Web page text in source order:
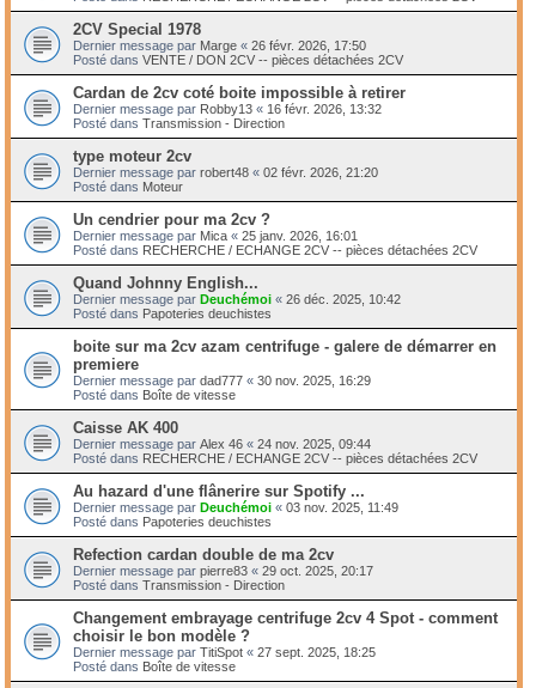
2CV Special 1978
Dernier message par Marge « 26 févr. 2026, 17:50
Posté dans VENTE / DON 2CV -- pièces détachées 2CV
Cardan de 2cv coté boite impossible à retirer
Dernier message par Robby13 « 16 févr. 2026, 13:32
Posté dans Transmission - Direction
type moteur 2cv
Dernier message par robert48 « 02 févr. 2026, 21:20
Posté dans Moteur
Un cendrier pour ma 2cv ?
Dernier message par Mica « 25 janv. 2026, 16:01
Posté dans RECHERCHE / ECHANGE 2CV -- pièces détachées 2CV
Quand Johnny English...
Dernier message par Deuchémoi « 26 déc. 2025, 10:42
Posté dans Papoteries deuchistes
boite sur ma 2cv azam centrifuge - galere de démarrer en
premiere
Dernier message par dad777 « 30 nov. 2025, 16:29
Posté dans Boîte de vitesse
Caisse AK 400
Dernier message par Alex 46 « 24 nov. 2025, 09:44
Posté dans RECHERCHE / ECHANGE 2CV -- pièces détachées 2CV
Au hazard d'une flânerire sur Spotify ...
Dernier message par Deuchémoi « 03 nov. 2025, 11:49
Posté dans Papoteries deuchistes
Refection cardan double de ma 2cv
Dernier message par pierre83 « 29 oct. 2025, 20:17
Posté dans Transmission - Direction
Changement embrayage centrifuge 2cv 4 Spot - comment
choisir le bon modèle ?
Dernier message par TitiSpot « 27 sept. 2025, 18:25
Posté dans Boîte de vitesse